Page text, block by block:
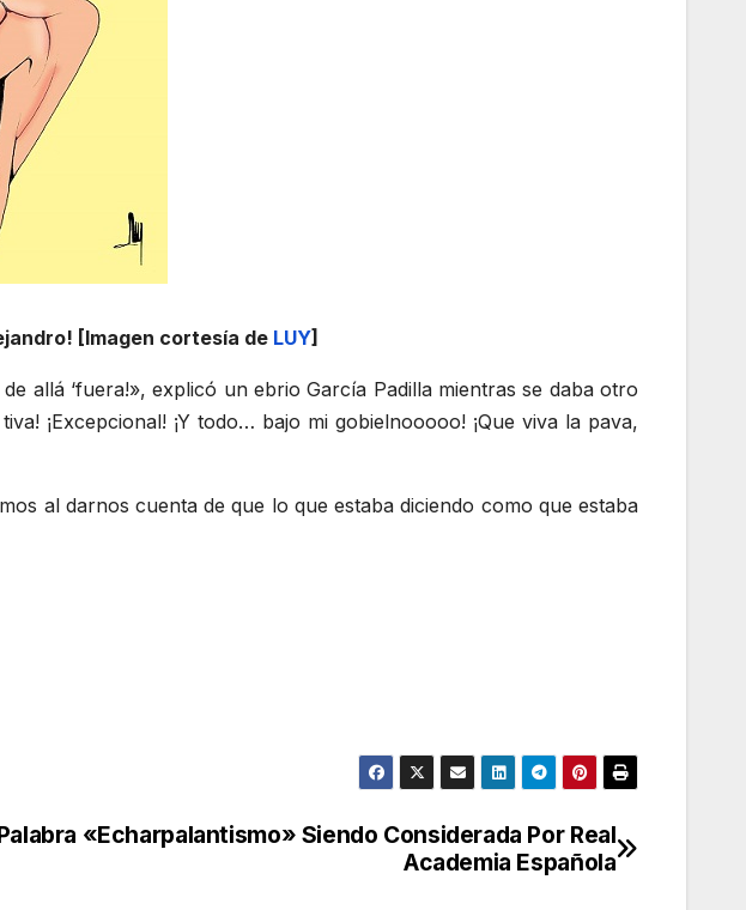
[Imagen cortesía de LUY]
allá ‘fuera!», explicó un ebrio García Padilla mientras se daba otro
¡Excepcional! ¡Y todo… bajo mi gobielnooooo! ¡Que viva la pava,
al darnos cuenta de que lo que estaba diciendo como que estaba
«Echarpalantismo» Siendo Considerada Por Real
Academia Española